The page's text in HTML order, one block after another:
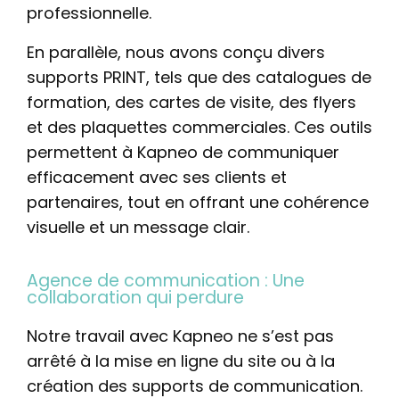
professionnelle.
En parallèle, nous avons conçu divers
supports PRINT, tels que des catalogues de
formation, des cartes de visite, des flyers
et des plaquettes commerciales. Ces outils
permettent à Kapneo de communiquer
efficacement avec ses clients et
partenaires, tout en offrant une cohérence
visuelle et un message clair.
Agence de communication : Une
collaboration qui perdure
Notre travail avec Kapneo ne s’est pas
arrêté à la mise en ligne du site ou à la
création des supports de communication.